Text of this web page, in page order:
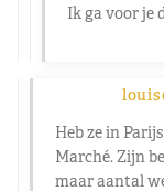
Ik ga voor je
Heb ze in
Marché. Zijn
maar aantal